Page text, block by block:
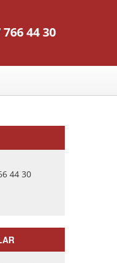
766 44 30
44 30